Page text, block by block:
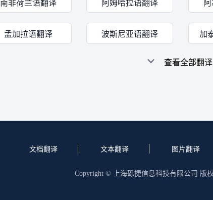
南非荷兰语翻译 阿姆哈拉语翻译
孟加拉语翻译 波斯尼亚语翻译 加
查看全部翻
文档翻译 文本翻译 图片翻译
Copyright © 上海砾捷信息科技有限公司 版